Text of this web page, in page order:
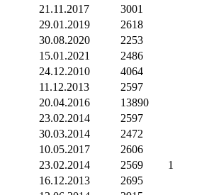
21.11.2017
3001
29.01.2019
2618
30.08.2020
2253
15.01.2021
2486
24.12.2010
4064
11.12.2013
2597
20.04.2016
13890
23.02.2014
2597
30.03.2014
2472
10.05.2017
2606
23.02.2014 2569
1
16.12.2013
2695